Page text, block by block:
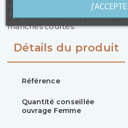
polyvalent (6mm). Il vous
pull taille 6 ans, et 6 pelotes
manches courtes.
Détails du produit
Référence
Quantité conseillée
ouvrage Femme
J'ACCEPTE